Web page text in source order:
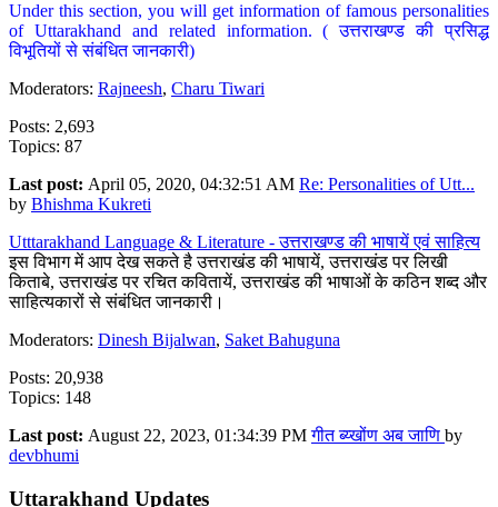
Under this section, you will get information of famous personalities
of Uttarakhand and related information. ( उत्तराखण्ड की प्रसिद्ध
विभूतियों से संबंधित जानकारी)
Moderators: Rajneesh, Charu Tiwari
Posts: 2,693
Topics: 87
Last post: April 05, 2020, 04:32:51 AM Re: Personalities of Utt...
by Bhishma Kukreti
Utttarakhand Language & Literature - उत्तराखण्ड की भाषायें एवं साहित्य
इस विभाग में आप देख सकते है उत्तराखंड की भाषायें, उत्तराखंड पर लिखी
किताबे, उत्तराखंड पर रचित कवितायें, उत्तराखंड की भाषाओं के कठिन शब्द और
साहित्यकारों से संबंधित जानकारी।
Moderators: Dinesh Bijalwan, Saket Bahuguna
Posts: 20,938
Topics: 148
Last post: August 22, 2023, 01:34:39 PMगीत ब्य्खोंण अब जाणि by
devbhumi
Uttarakhand Updates